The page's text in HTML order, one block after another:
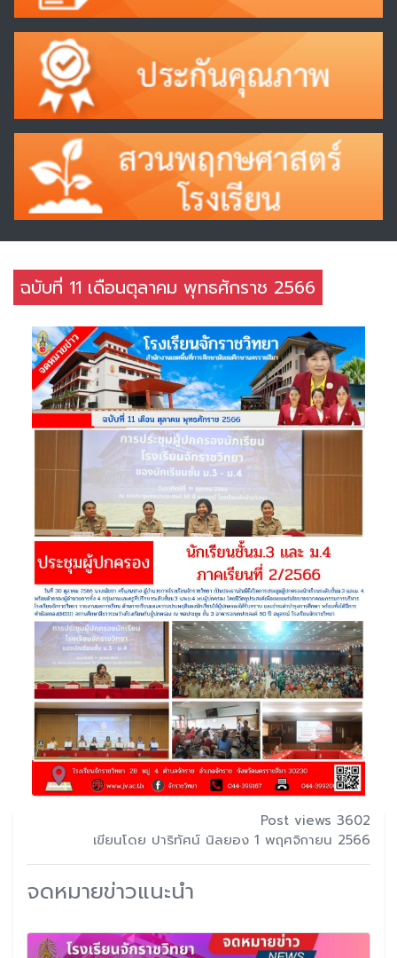
ฉบับที่ 11 เดือนตุลาคม พุทธศักราช 2566
Post views 3602
เขียนโดย ปาริทัศน์ นิลยอง 1 พฤศจิกายน 2566
จดหมายข่าวแนะนำ